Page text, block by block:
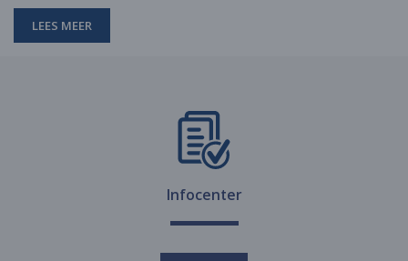
LEES MEER
Infocenter